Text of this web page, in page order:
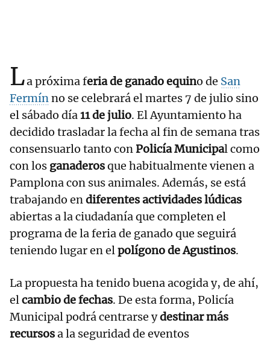
La próxima feria de ganado equino de San
Fermínno se celebrará el martes 7 de julio sino
el sábado día11 de julio. El Ayuntamiento ha
decidido trasladar la fecha al fin de semana tras
consensuarlo tanto conPolicía Municipal como
con los ganaderosque habitualmente vienen a
Pamplona con sus animales. Además, se está
trabajando endiferentes actividades lúdicas
abiertas a la ciudadanía que completen el
programa de la feria de ganado que seguirá
teniendo lugar en elpolígono de Agustinos.
La propuesta ha tenido buena acogida y, de ahí,
elcambio de fechas. De esta forma, Policía
Municipal podrá centrarse ydestinar más
recursosa la seguridad de eventos